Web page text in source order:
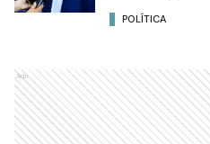
POLÍTICA
Ads